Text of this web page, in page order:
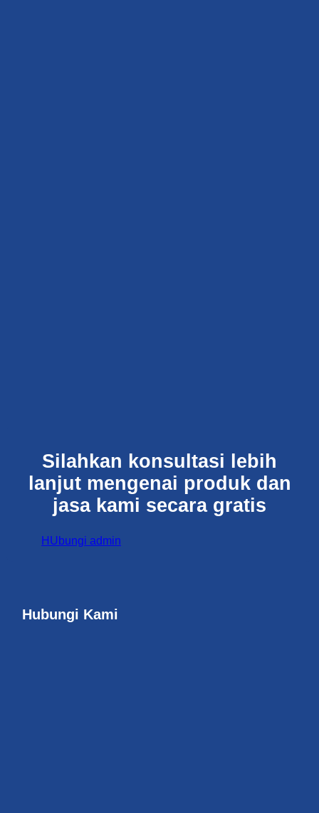
Silahkan konsultasi lebih
lanjut mengenai produk dan
jasa kami secara gratis
HUbungi admin
Hubungi Kami